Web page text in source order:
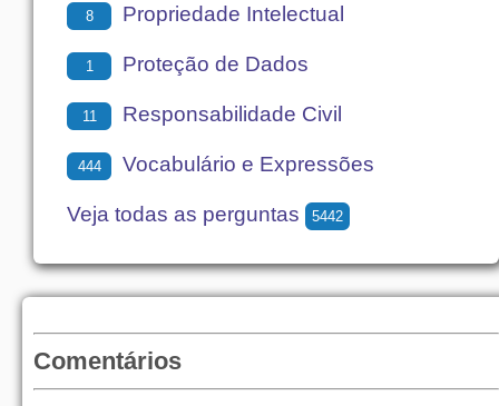
8 Propriedade Intelectual
1 Proteção de Dados
11 Responsabilidade Civil
444 Vocabulário e Expressões
Veja todas as perguntas 5442
Comentários